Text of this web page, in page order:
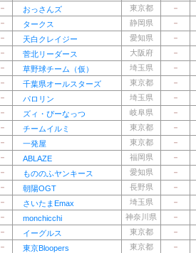
－
おっさんズ 東京都
－
－
タークス 静岡県
－
－
天白クレイジー 愛知県
－
－
菅北リーダース 大阪府
－
－
草野球チーム（仮） 埼玉県
－
－
千葉県オールスターズ 東京都
－
－
パロリン 埼玉県
－
－
ズィ・ぴーなっつ 岐阜県
－
－
チームイルミ 東京都
－
－
一発屋 東京都
－
－
ABLAZE 福岡県
－
－
もののふヤンキース 愛知県
－
－
朝陽OGT 長野県
－
－
さいたまEmax 埼玉県
－
－
monchicchi 神奈川県
－
－
イーグルス 東京都
－
－
東京Bloopers 東京都
－